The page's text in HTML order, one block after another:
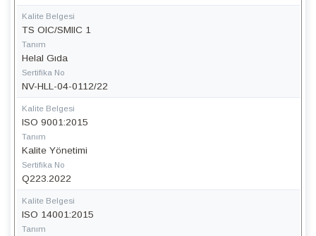
Kalite Belgesi
TS OIC/SMIIC 1
Tanım
Helal Gıda
Sertifika No
NV-HLL-04-0112/22
Kalite Belgesi
ISO 9001:2015
Tanım
Kalite Yönetimi
Sertifika No
Q223.2022
Kalite Belgesi
ISO 14001:2015
Tanım